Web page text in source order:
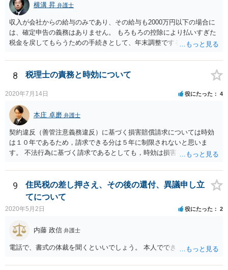
横溝 昇 弁護士
収入が会社からの給与のみであり、その給与も2000万円以下の場合に
は、確定申告の義務はありません。 もろもろの控除により払いすぎた
税金を戻してもらうための手続きとして、年末調整でするのか、確定
する義務がある場合で確定申告をしなかった場合には、税務署の調査
等があり、本来払うべき税金にプラスして加算税の処分を科される場
合もあります。 高額なものでもない限り単なる無申告だけでは直ちに
逮捕されないとは思います。
8 税理士の責務と時効について
2020年7月14日 役にたった 4
本庄 卓磨 弁護士
契約違反（善管注意義務違反）に基づく損害賠償請求については時効
は１０年であるため，請求できる分は５年に制限されないと思いま
す。 不法行為に基づく請求であるとしても，時効は損害を知ってから
とをお勧めいたします。
9
住民税の差し押さえ、その後の還付、異議申し立
てについて
2020年5月2日 役にたった 2
内藤 政信 弁護士
電話で、書式の体裁を聞くといいでしょう。 本人でできますね。